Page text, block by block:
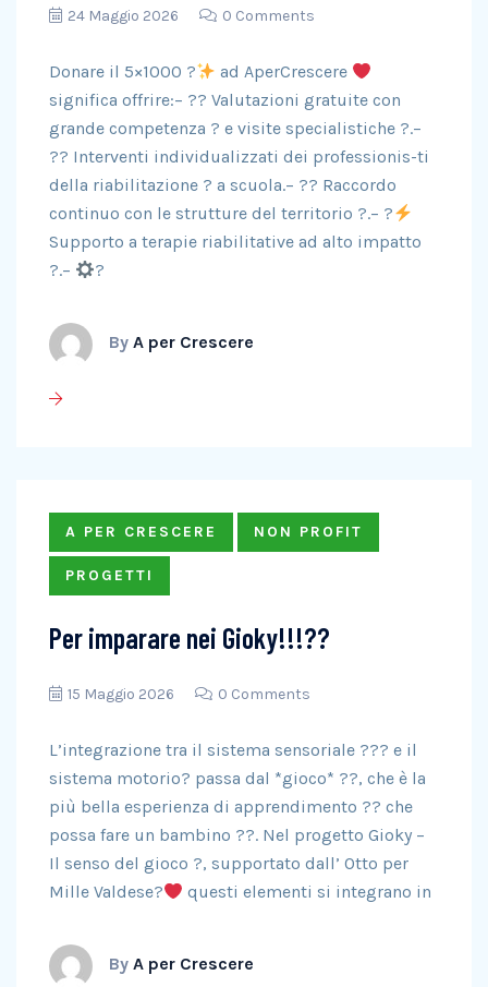
24 Maggio 2026 0 Comments
Donare il 5×1000 ?
ad AperCrescere
significa offrire:– ?? Valutazioni gratuite con
grande competenza ? e visite specialistiche ?.–
?? Interventi individualizzati dei professionis-ti
della riabilitazione ? a scuola.– ?? Raccordo
continuo con le strutture del territorio ?.– ?
Supporto a terapie riabilitative ad alto impatto
?.–
?
By A per Crescere
A PER CRESCERE NON PROFIT
PROGETTI
Per imparare nei Gioky!!!??
15 Maggio 2026 0 Comments
L’integrazione tra il sistema sensoriale ??? e il
sistema motorio? passa dal *gioco* ??, che è la
più bella esperienza di apprendimento ?? che
possa fare un bambino ??. Nel progetto Gioky –
Il senso del gioco ?, supportato dall’ Otto per
Mille Valdese?
questi elementi si integrano in
By A per Crescere